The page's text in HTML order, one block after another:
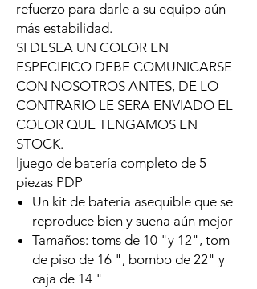
refuerzo para darle a su equipo aún
más estabilidad.
SI DESEA UN COLOR EN
ESPECIFICO DEBE COMUNICARSE
CON NOSOTROS ANTES, DE LO
CONTRARIO LE SERA ENVIADO EL
COLOR QUE TENGAMOS EN
STOCK.
ljuego de batería completo de 5
piezas PDP
Un kit de batería asequible que se
reproduce bien y suena aún mejor
Tamaños: toms de 10 "y 12", tom
de piso de 16 ", bombo de 22" y
caja de 14 "